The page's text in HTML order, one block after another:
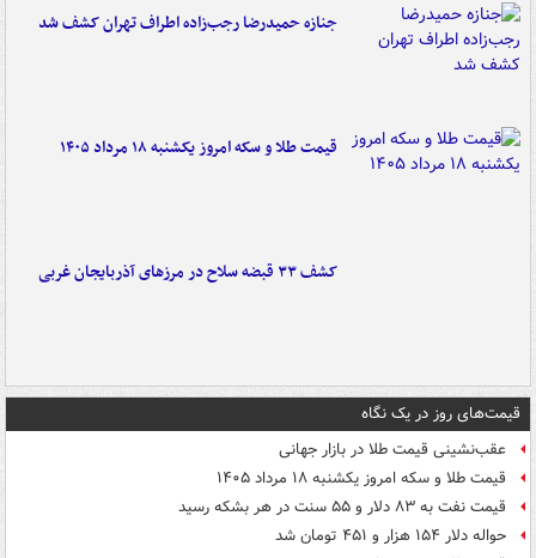
جنازه حمیدرضا رجب‌زاده اطراف تهران کشف شد
قیمت طلا و سکه امروز یکشنبه ۱۸ مرداد ۱۴۰۵
کشف ۳۳ قبضه سلاح در مرزهای آذربایجان غربی
قیمت‌های روز در یک نگاه
عقب‌نشینی قیمت طلا در بازار جهانی
قیمت طلا و سکه امروز یکشنبه ۱۸ مرداد ۱۴۰۵
قیمت نفت به ۸۳ دلار و ۵۵ سنت در هر بشکه رسید
حواله دلار ۱۵۴ هزار و ۴۵۱ تومان شد